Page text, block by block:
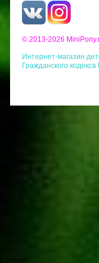
© 2013-2026
Интернет-магазин
Гражданского